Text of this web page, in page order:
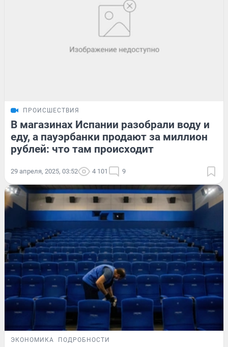
ПРОИСШЕСТВИЯ
В магазинах Испании разобрали воду и
еду, а пауэрбанки продают за миллион
рублей: что там происходит
29 апреля, 2025, 03:52 4 101 9
ЭКОНОМИКА ПОДРОБНОСТИ